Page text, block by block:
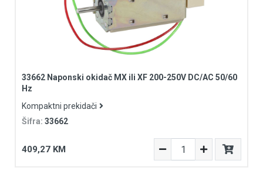
33662 Naponski okidač MX ili XF 200-250V DC/AC 50/60
Hz
Kompaktni prekidači
Šifra: 33662
409,27 KM